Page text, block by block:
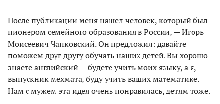
После публикации меня нашел человек, который был
пионером семейного образования в России, — Игорь
Моисеевич Чапковский. Он предложил: давайте
поможем друг другу обучать наших детей. Вы хорошо
знаете английский — будете учить моих языку, а я,
выпускник мехмата, буду учить ваших математике.
Нам с мужем эта идея очень понравилась, детям тоже.